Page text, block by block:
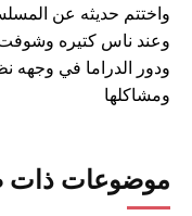
واختتم حديثه عن
وعند ناس كتيره وشوفت
ودور الدراما في وجهه
ومشاكلها
موضوعات ذات